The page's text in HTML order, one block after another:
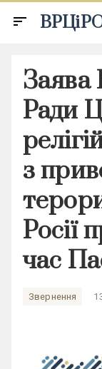
sort
Заява
Ради
з
Росії
час
Звернення